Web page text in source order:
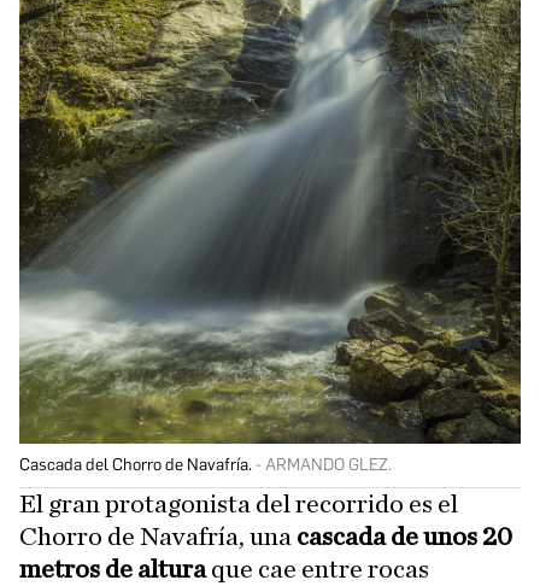
Cascada del Chorro de Navafría. ARMANDO GLEZ.
El gran protagonista del recorrido es el
Chorro de Navafría, una cascada de unos 20
metros de alturaque cae entre rocas